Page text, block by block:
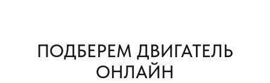
ПОДБЕРЕМ ДВИГАТЕЛЬ
ОНЛАЙН